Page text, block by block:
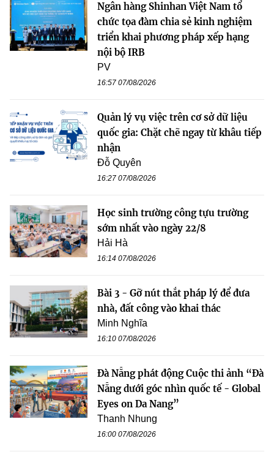
Ngân hàng Shinhan Việt Nam tổ
chức tọa đàm chia sẻ kinh nghiệm
triển khai phương pháp xếp hạng
nội bộ IRB
PV
16:57 07/08/2026
Quản lý vụ việc trên cơ sở dữ liệu
quốc gia: Chặt chẽ ngay từ khâu tiếp
nhận
Đỗ Quyên
16:27 07/08/2026
Học sinh trường công tựu trường
sớm nhất vào ngày 22/8
Hải Hà
16:14 07/08/2026
Bài 3 - Gỡ nút thắt pháp lý để đưa
nhà, đất công vào khai thác
Minh Nghĩa
16:10 07/08/2026
Đà Nẵng phát động Cuộc thi ảnh “Đà
Nẵng dưới góc nhìn quốc tế - Global
Eyes on Da Nang”
Thanh Nhung
16:00 07/08/2026